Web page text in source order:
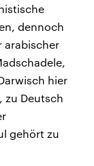
dennoch
arabischer
hier
zu Deutsch
gehört zu